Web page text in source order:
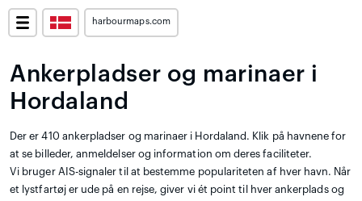
harbourmaps.com
Ankerpladser og marinaer i
Hordaland
Der er 410 ankerpladser og marinaer i Hordaland. Klik på havnene for
at se billeder, anmeldelser og information om deres faciliteter.
Vi bruger AIS-signaler til at bestemme populariteten af hver havn. Når
et lystfartøj er ude på en rejse, giver vi ét point til hver ankerplads og